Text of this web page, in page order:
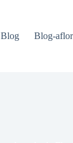
Blog Blog-